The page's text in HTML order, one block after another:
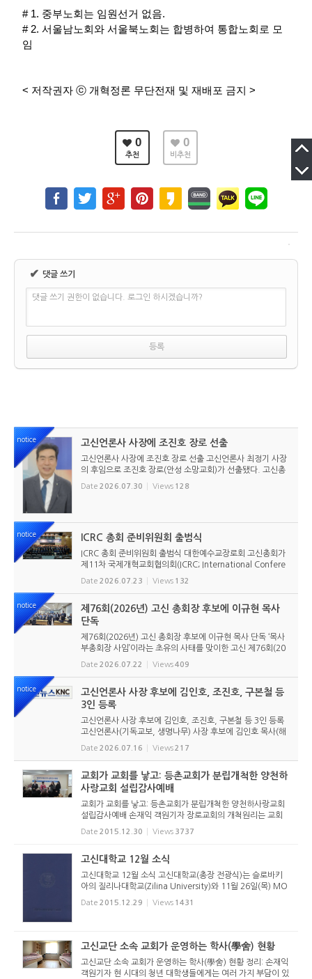
# 1. 중부노회는 임원선거 없음.
# 2. 서울남노회와 서울북노회는 합병하여 통합노회로 모
임
< 저작권자 ⓒ 개혁정론 무단전재 및 재배포 금지 >
0
추천
0
비추천
✔ 댓글 쓰기
댓글 쓰기 권한이 없습니다. 로그인 하시겠습니까?
notice 고신언론사 사장에 조진호 장로 선출
고신언론사 사장에 조진호 장로 선출 고신언론사 최정기 사장
의 후임으로 조진호 장로(안성 소망교회)가 선출됐다. 고신총
회 유지재단 이사회는 2026년 7월 30일(목) 오전 11시 고신
총회회관 3층에서 임시이사회를 열고, 조진호 장로를 차기 사
Date 2026.07.30 Views 128
notice ICRC 총회 준비위원회 출범식
ICRC 총회 준비위원회 출범식 대한예수교장로회 고신총회가
제11차 국제개혁교회협의회(ICRC; International Confere
nce of Reformed Churches) 총회를 앞두고 본격적인 준비
에 들어갔다. 2026년 7월 20일 서울 남서울교회에서 ‘ICRC
Date 2026.07.23 Views 132
notice
제76회(2026년) 고신 총회장 후보에 이규현 목사
단독
제76회(2026년) 고신 총회장 후보에 이규현 목사 단독 ‘목사
부총회장 사임’이라는 초유의 사태를 맞이한 고신 제76회(20
26년) 총회장 후보에 이규현 목사(인천노회) 단독으로 입후보
했다. 6월 9일 경남마산노회의 추천을 받아 입후보했던 강영
Date 2026.07.22 Views409
notice
고신언론사 사장 후보에 김인호, 조진호, 구본철 등
3인 등록
고신언론사 사장 후보에 김인호, 조진호, 구본철 등 3인 등록
고신언론사(기독교보, 생명나무) 사장 후보에 김인호 목사(해
오름교회), 조진호 장로(소망교회), 구본철 장로(남서울교회)
가 등록했다. 당초 김희종 목사(유호교회)도 거론되었으나 최
Date 2026.07.16 Views217
교회가 교회를 낳고: 등촌교회가 분립개척한 양천하
사랑교회 설립감사예배
교회가 교회를 낳고: 등촌교회가 분립개척한 양천하사랑교회
설립감사예배 손재익 객원기자 장로교회의 개척원리는 교회
가 교회를 개척하는 것이다. 이 원리를 잘 실현해 가고 있는 등
촌교회(담임 문재섭 목사)가 세 번째 개척교회를 낳았다. 바로
Date 2015.12.30 Views 3737
고신대학교 12월 소식
고신대학교 12월 소식 고신대학교(총장 전광식)는 슬로바키
아의 질리나대학교(Zilina University)와 11월 26일(목) MO
U를 체결해 학생과 교수 교류를 추진하기로 했다. 질리나대학
교는 교통대학교로 시작하여 현재 종합대학교로 발전했으며,
Date 2015.12.29 Views 1431
고신교단 소속 교회가 운영하는 학사(學舍) 현황
고신교단 소속 교회가 운영하는 학사(學舍) 현황 정리: 손재익
객원기자 현 시대의 청년 대학생들에게는 여러 가지 부담이 있